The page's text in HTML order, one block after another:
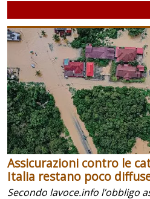
Assicurazioni contro le
Italia restano poco
Secondo lavoce.info l’obbligo